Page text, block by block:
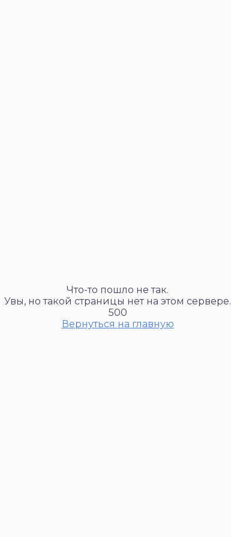
Что-то пошло не так.
Увы, но такой страницы нет на этом сервере.
500
Вернуться на главную